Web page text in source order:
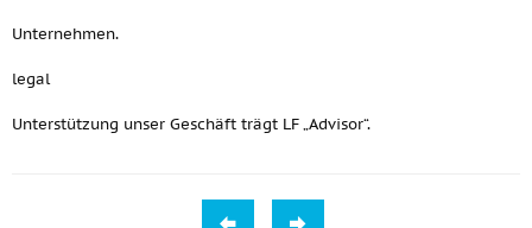
Unternehmen.
legal
Unterstützung unser Geschäft trägt LF „Advisor“.